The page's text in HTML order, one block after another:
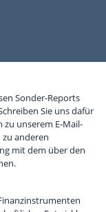
Sonder-Reports
Sie uns dafür
zu unserem E-Mail-
anderen
mit dem über den